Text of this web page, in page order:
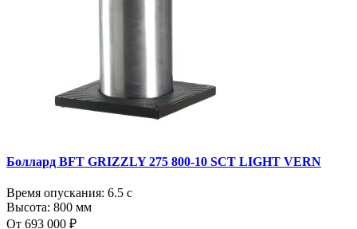
Боллард BFT GRIZZLY 275 800-10 SCT LIGHT VERN
Время опускания: 6.5 с
Высота: 800 мм
От 693 000 ₽